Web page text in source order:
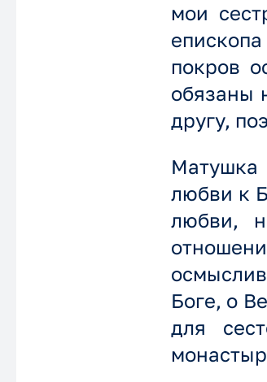
мои
покров
обязаны
другу,
Матушка
любви к
любви,
Боге, о
для